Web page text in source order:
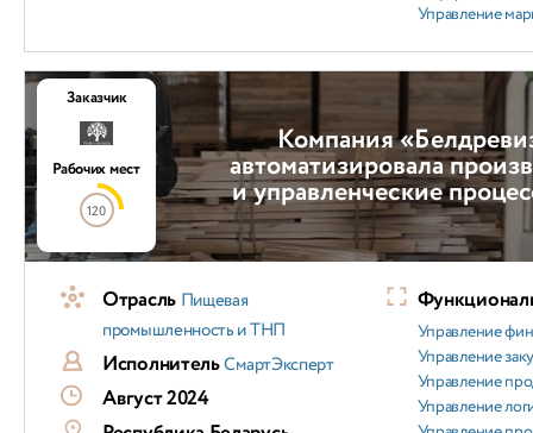
Управление
Компания
автоматизировала
и управленческие
Заказчик
Рабочих мест
120
Отрасль Пищевая
промышленность и ТНП
ИсполнительСмартЭксперт
Август 2024
Управление
Управление
Управление
Управление